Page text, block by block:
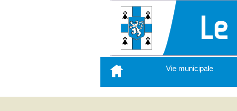
contenu
principal
Vie municipale